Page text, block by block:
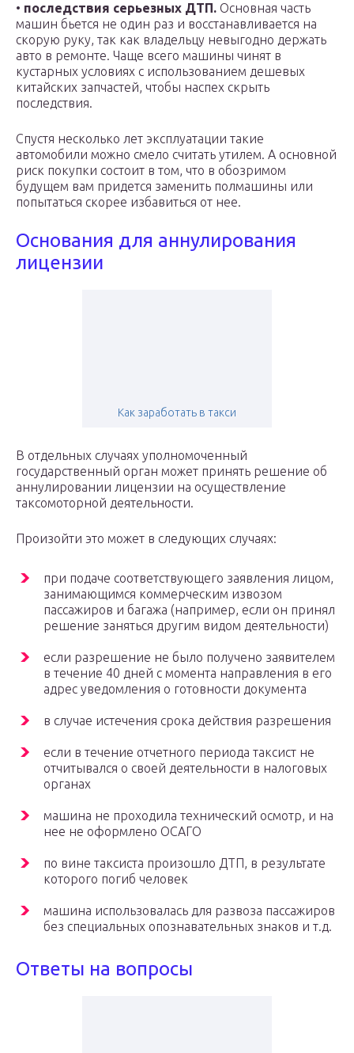
• последствия серьезных ДТП. Основная часть
машин бьется не один раз и восстанавливается на
скорую руку, так как владельцу невыгодно держать
авто в ремонте. Чаще всего машины чинят в
кустарных условиях с использованием дешевых
китайских запчастей, чтобы наспех скрыть
последствия.
Спустя несколько лет эксплуатации такие
автомобили можно смело считать утилем. А основной
риск покупки состоит в том, что в обозримом
будущем вам придется заменить полмашины или
попытаться скорее избавиться от нее.
Основания для аннулирования
лицензии
Как заработать в такси
В отдельных случаях уполномоченный
государственный орган может принять решение об
аннулировании лицензии на осуществление
таксомоторной деятельности.
Произойти это может в следующих случаях:
при подаче соответствующего заявления лицом,
занимающимся коммерческим извозом
пассажиров и багажа (например, если он принял
решение заняться другим видом деятельности)
если разрешение не было получено заявителем
в течение 40 дней с момента направления в его
адрес уведомления о готовности документа
в случае истечения срока действия разрешения
если в течение отчетного периода таксист не
отчитывался о своей деятельности в налоговых
органах
машина не проходила технический осмотр, и на
нее не оформлено ОСАГО
по вине таксиста произошло ДТП, в результате
которого погиб человек
машина использовалась для развоза пассажиров
без специальных опознавательных знаков и т.д.
Ответы на вопросы